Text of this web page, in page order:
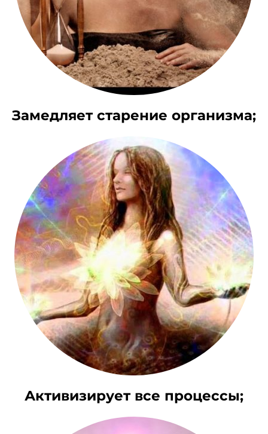
Замедляет старение организма;
Активизирует все процессы;